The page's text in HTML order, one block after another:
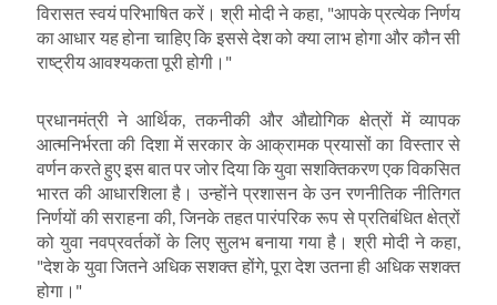
विरासत स्वयं परिभाषित करें। श्री मोदी ने कहा, "आपके प्रत्येक निर्णय
का आधार यह होना चाहिए कि इससे देश को क्या लाभ होगा और कौन सी
राष्ट्रीय आवश्यकता पूरी होगी।"
प्रधानमंत्री ने आर्थिक
तकनीकी और औद्योगिक क्षेत्रों में व्यापक
आत्मनिर्भरता की दिशा में सरकार के आक्रामक प्रयासों का विस्तार से
वर्णन करते हुए इस बात पर जोर दिया कि युवा सशक्तिकरण एक विकसित
भारत की आधारशिला है। उन्होंने प्रशासन के उन रणनीतिक नीतिगत
निर्णयों की सराहना की जिनके तहत पारंपरिक रूप से प्रतिबंधित क्षेत्रों
को युवा नवप्रवर्तकों के लिए सुलभ बनाया गया है। श्री मोदी ने कहा
"देश के युवा जितने अधिक सशक्त होंगे, पूरा देश उतना ही अधिक सशक्त
होगा।"